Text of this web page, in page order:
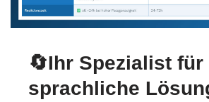
🔄Ihr Spezialist für
sprachliche